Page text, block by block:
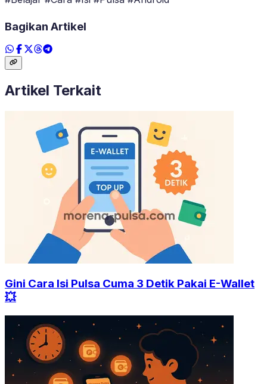
Bagikan Artikel
Artikel Terkait
Gini Cara Isi Pulsa Cuma 3 Detik Pakai E-Wallet
💥